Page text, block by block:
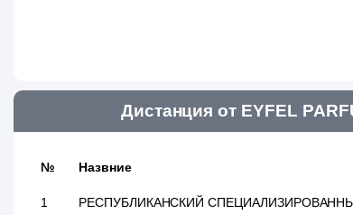
Дистанция от EYFEL
№ Назвние
1 РЕСПУБЛИКАНСКИЙ